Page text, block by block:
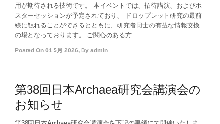
用が期待される技術です。 本イベントでは、招待講演、およびポ
スターセッションが予定されており、 ドロップレット研究の最前
線に触れることができるとともに、研究者同士の有益な情報交換
の場となっております。 ご関心のある方
Posted On 01 5月 2026, By admin
第38回日本Archaea研究会講演会の
お知らせ